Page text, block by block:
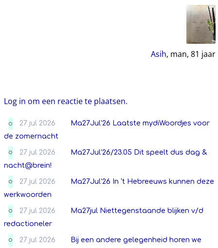
Asih, man, 81 jaar
Log in om een reactie te plaatsen.
O 27 jul 2026
Ma27Jul’26 Laatste mydiWoordjes voor
de zomernacht
O 27 jul 2026
Ma27Jul’26/23.05 Dit speelt dus dag &
nacht@brein!
O 27 jul 2026
Ma27Jul’26 In ‘t Hebreeuws kunnen deze
werkwoorden
O 27 jul 2026
Ma27jul Niettegenstaande blijken v/d
redactioneler
O 27 jul 2026
Bij een andere gelegenheid horen we